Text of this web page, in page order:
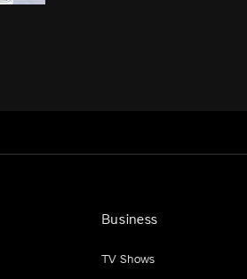
Business
TV Shows